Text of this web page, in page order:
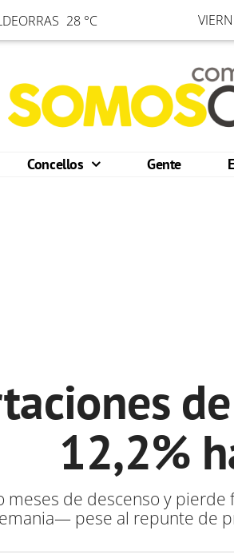
28 °C
Concellos Gente
12,2%
meses de descenso y
pese al repunte de